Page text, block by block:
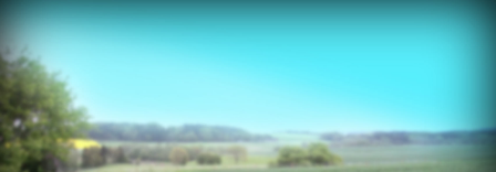
Forside>Artikelsamling> Man kan højest få et